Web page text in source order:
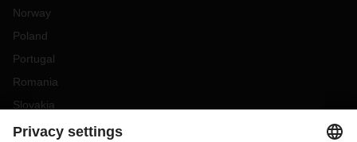
Norway
Poland
Portugal
Romania
Slovakia
Spain